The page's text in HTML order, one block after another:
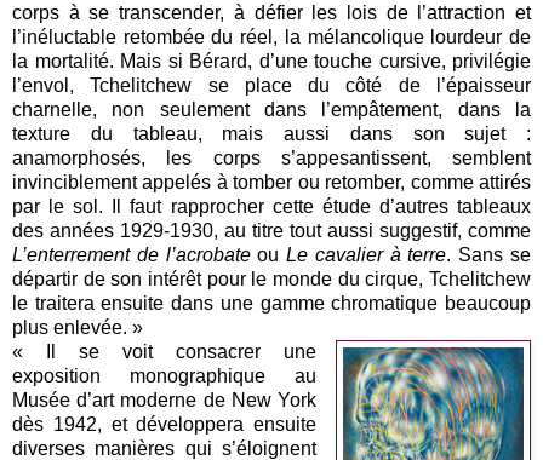
corps à se transcender, à défier les lois de l’attraction et
l’inéluctable retombée du réel, la mélancolique lourdeur de
la mortalité. Mais si Bérard, d’une touche cursive, privilégie
l’envol, Tchelitchew se place du côté de l’épaisseur
charnelle, non seulement dans l’empâtement, dans la
texture du tableau, mais aussi dans son sujet :
anamorphosés, les corps s’appesantissent, semblent
invinciblement appelés à tomber ou retomber, comme attirés
par le sol. Il faut rapprocher cette étude d’autres tableaux
des années 1929-1930, au titre tout aussi suggestif, comme
L’enterrement de l’acrobateouLe cavalier à terre. Sans se
départir de son intérêt pour le monde du cirque, Tchelitchew
le traitera ensuite dans une gamme chromatique beaucoup
plus enlevée. »
« Il se voit consacrer une
exposition monographique au
Musée d’art moderne de New York
dès 1942, et développera ensuite
diverses manières qui s’éloignent